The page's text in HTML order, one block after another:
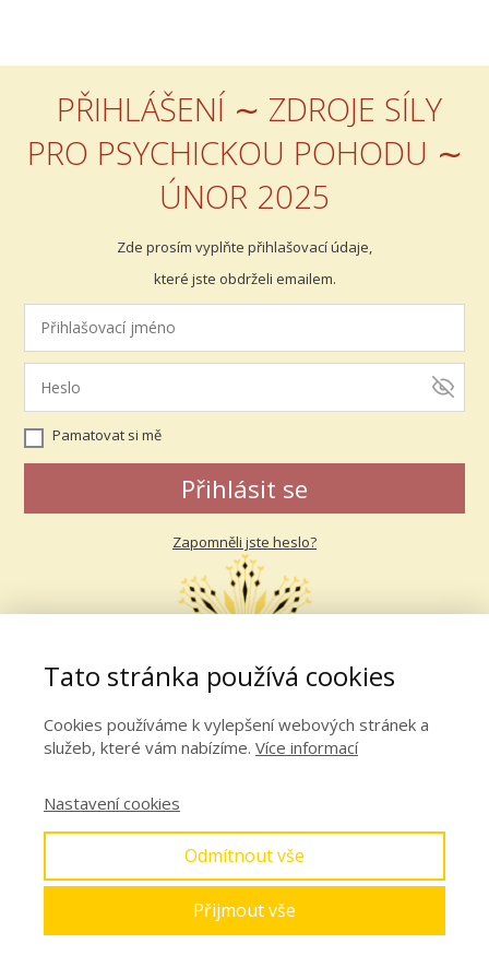
PŘIHLÁŠENÍ ∼ ZDROJE SÍLY
PRO PSYCHICKOU POHODU ∼
ÚNOR 2025
Zde prosím vyplňte přihlašovací údaje,
které jste obdrželi emailem.
Pamatovat si mě
Přihlásit se
Zapomněli jste heslo?
Tato stránka používá cookies
Cookies používáme k vylepšení webových stránek a
služeb, které vám nabízíme. Více informací
Nastavení cookies
Odmítnout vše
Přijmout vše